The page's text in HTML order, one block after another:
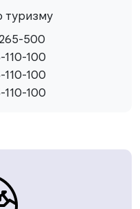
туризму
500
110-100
110-100
110-100